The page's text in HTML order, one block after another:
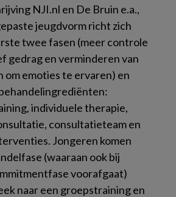
NJI.nl en De Bruin e.a.,
jeugdvorm richt zich
twee fasen (meer controle
gedrag en verminderen van
om emoties te ervaren) en
individuele therapie,
consultatieteam en
Jongeren komen
(waaraan ook bij
voorafgaat)
naar een groepstraining en